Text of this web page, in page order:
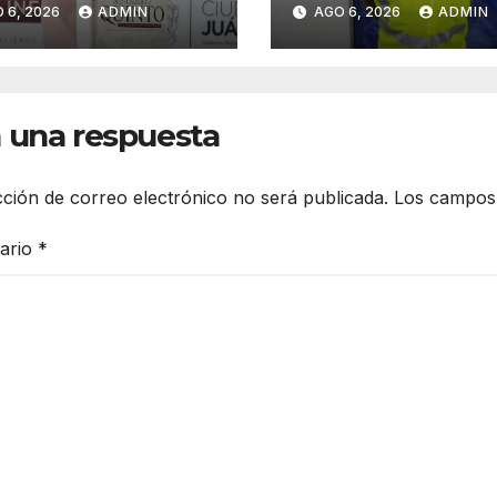
Juárez y
el cierre de
6, 2026 ADMIN
combustible
intentar
AGO 6, 2026 ADMIN
una respuesta
de correo electrónico no será publicada. Los
*